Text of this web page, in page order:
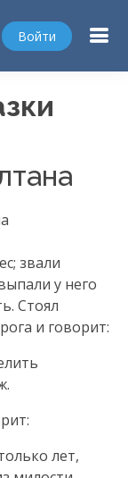
Войти
звали
у него
Стоял
и говорит:
лет,